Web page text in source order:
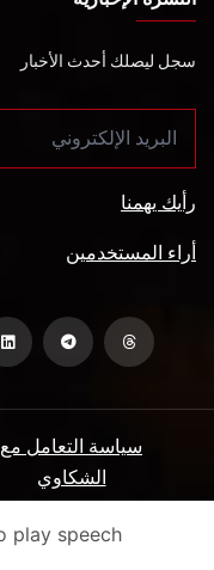
سجل ليصلك أحدث الأخبار
رأيك يهمنا
أراء المستخدمين
سياسة التعامل مع
الشكاوي
ميثاق المتعاملين
play speech